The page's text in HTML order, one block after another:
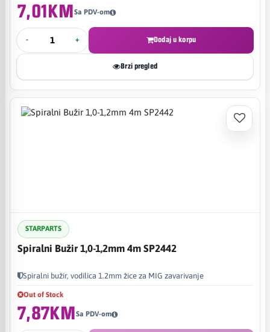
7,01KMSa PDV-om
- + Dodaj u korpu
Brzi pregled
STARPARTS
Spiralni Bužir 1,0-1,2mm 4m SP2442
Spiralni bužir, vodilica 1.2mm žice za MIG zavarivanje
Out of Stock
7,87KMSa PDV-om